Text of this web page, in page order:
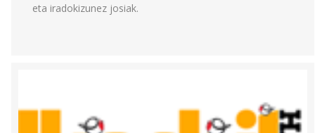
eta iradokizunez josiak.